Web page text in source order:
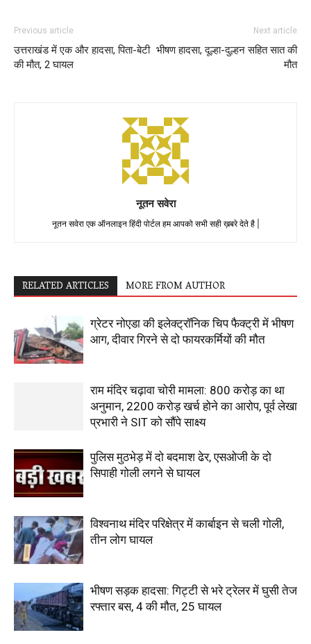
Previous article
उत्तराखंड में एक और हादसा, पिता-बेटी
की मौत, 2 घायल
Next article
भीषण हादसा, दूल्हा-दुल्हन सहित सात की
मौत
नूतन सवेरा
नूतन सवेरा एक ऑनलाइन हिंदी पोर्टल हम आपको सभी सही ख़बरे देते है |
RELATED ARTICLES MORE FROM AUTHOR
ग्रेटर नोएडा की इलेक्ट्रॉनिक चिप फैक्ट्री में भीषण
आग, दीवार गिरने से दो फायरकर्मियों की मौत
राम मंदिर चढ़ावा चोरी मामला: 800 करोड़ का था
अनुमान, 2200 करोड़ खर्च होने का आरोप, पूर्व लेखा
प्रभारी ने SIT को सौंपे साक्ष्य
पुलिस मुठभेड़ में दो बदमाश ढेर, एसओजी के दो
सिपाही गोली लगने से घायल
विश्वनाथ मंदिर परिक्षेत्र में कार्बाइन से चली गोली,
तीन लोग घायल
भीषण सड़क हादसा: गिट्टी से भरे ट्रेलर में घुसी तेज
रफ्तार बस, 4 की मौत, 25 घायल